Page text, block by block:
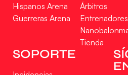
Gestionar
Para ofrecer las mejores experiencias,
Hispanos Arena
Guerreras Arena
Árbitros
Entrenadores
Tienda
SOPORTE